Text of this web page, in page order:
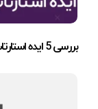
بررسی 5 ایده استارتاپ خلاقانه و پول‌ساز با هوش مصنوعی